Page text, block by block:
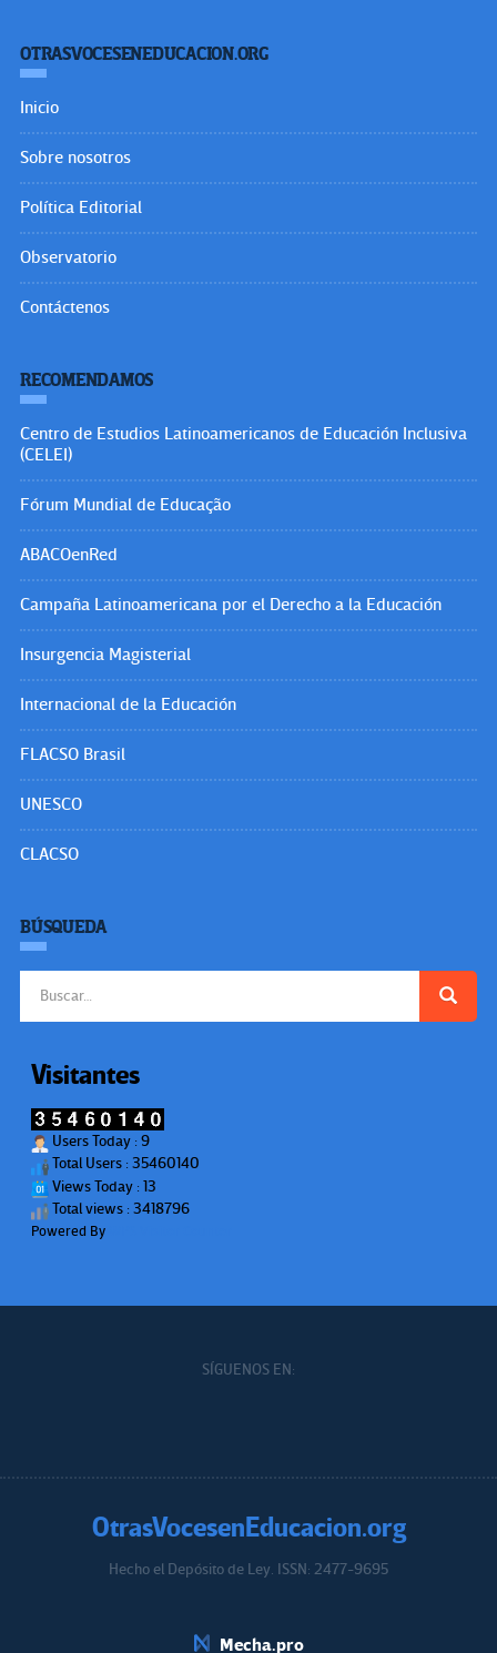
OTRASVOCESENEDUCACION.ORG
Inicio
Sobre nosotros
Política Editorial
Observatorio
Contáctenos
RECOMENDAMOS
Centro de Estudios Latinoamericanos de Educación Inclusiva
(CELEI)
Fórum Mundial de Educação
ABACOenRed
Campaña Latinoamericana por el Derecho a la Educación
Insurgencia Magisterial
Internacional de la Educación
FLACSO Brasil
UNESCO
CLACSO
BÚSQUEDA
Visitantes
Users Today : 9
Total Users : 35460140
Views Today : 13
Total views : 3418796
Powered By
SÍGUENOS EN:
OtrasVocesenEducacion.org
Hecho el Depósito de Ley. ISSN: 2477-9695
Mecha.pro